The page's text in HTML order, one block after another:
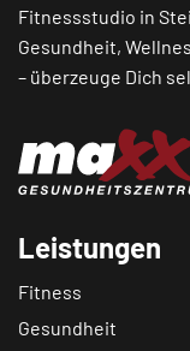
Fitnessstudio in
Gesundheit,
– überzeuge Dich
Leistungen
Fitness
Gesundheit